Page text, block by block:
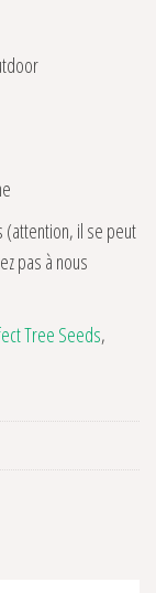
(attention, il se peut
pas à nous
Tree Seeds,